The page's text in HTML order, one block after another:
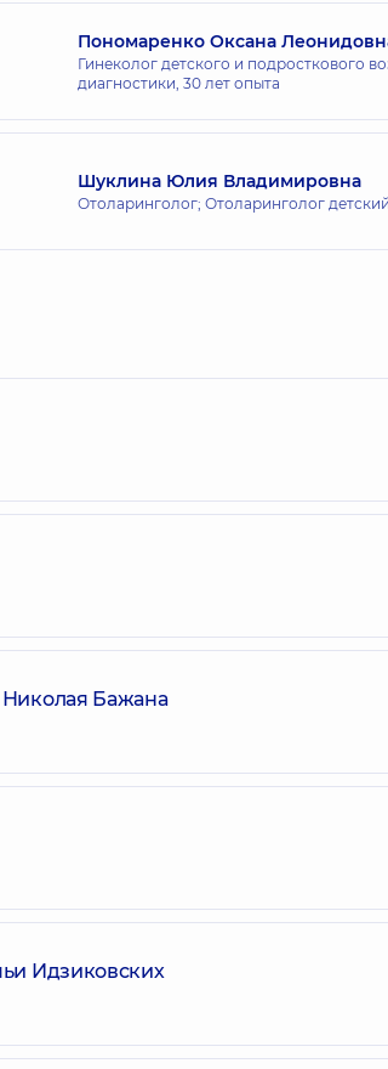
Пономаренко Оксана
Гинеколог детского и подросткового
диагностики, 30 лет опыта
Шуклина Юлия Владимировна
Отоларинголог; Отоларинголог детский,
Бажана
Идзиковских